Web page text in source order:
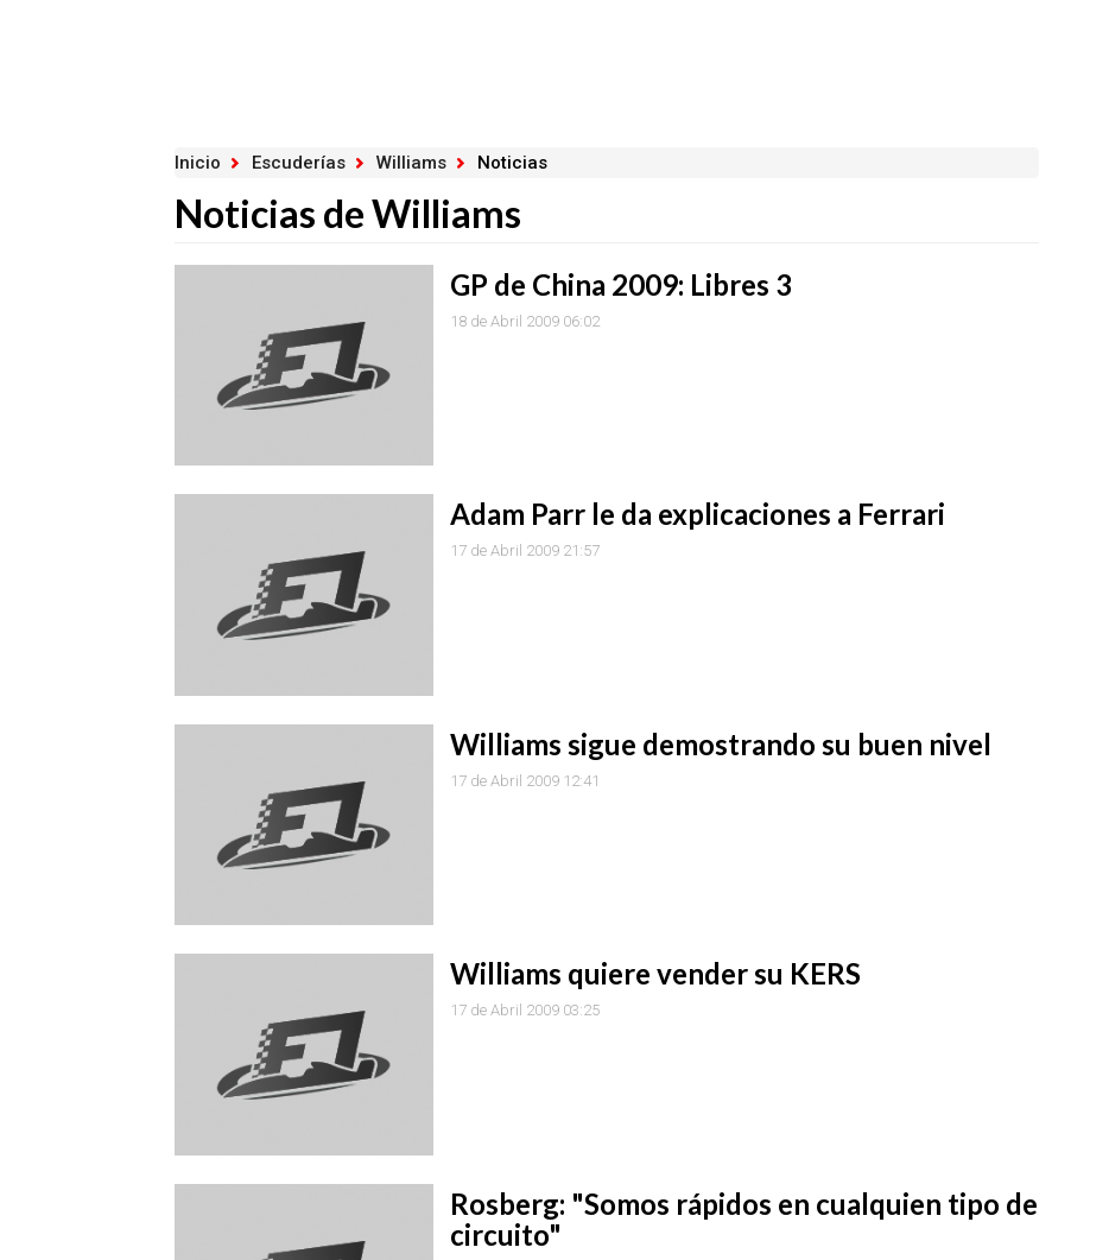
Inicio Escuderías Williams Noticias
Noticias de Williams
GP de China 2009: Libres 3
18 de Abril 2009 06:02
Adam Parr le da explicaciones a Ferrari
17 de Abril 2009 21:57
Williams sigue demostrando su buen nivel
17 de Abril 2009 12:41
Williams quiere vender su KERS
17 de Abril 2009 03:25
Rosberg: "Somos rápidos en cualquien tipo de
circuito"